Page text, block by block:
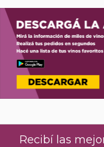
Recibí las